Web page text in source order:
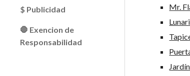
$ Publicidad
🛑 Exencion de
Responsabilidad
Mr.